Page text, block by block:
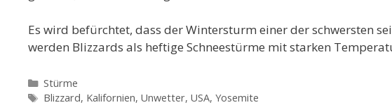
Es wird befürchtet, dass der Wintersturm einer der schwersten
werden Blizzards als heftige Schneestürme mit starken
Kategorien
Stürme
Schlagwörter
Blizzard, Kalifornien, Unwetter, USA, Yosemite